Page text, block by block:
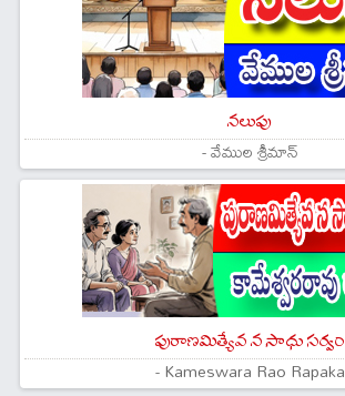
నలుపు
- వేముల శ్రీమాన్
పురాణమిత్యేవ న సాధు సర్వం
- Kameswara Rao Rapaka